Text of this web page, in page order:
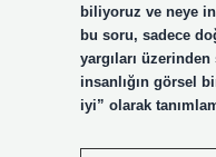
biliyoruz ve neye
bu soru, sadece
yargıları
insanlığın görsel
iyi” olarak